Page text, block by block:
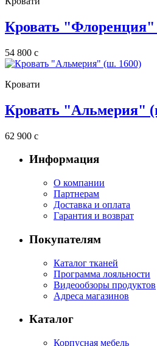
Кровать "Флоренция"
54 800 c
Кровати
Кровать "Альмерия"
62 900 c
Информация
О компании
Партнерам
Доставка и оплата
Гарантия и возврат
Покупателям
Каталог тканей
Программа лояльности
Видеообзоры продуктов
Адреса магазинов
Каталог
Корпусная мебель